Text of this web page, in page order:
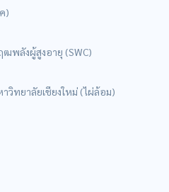
)
พลังผู้สูงอายุ (SWC)
ทยาลัยเชียงใหม่ (ไผ่ล้อม)